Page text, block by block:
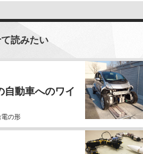
用する場合がございます。こ
資料であり、個人を識別する
含まれません。
収集することはいたしませ
より個人情報を収集すること
きました個人情報は、法令の
、お客様の事前のご同意をい
示した利用目的以外に使用し
読みたい
自動車へのワイ
の形